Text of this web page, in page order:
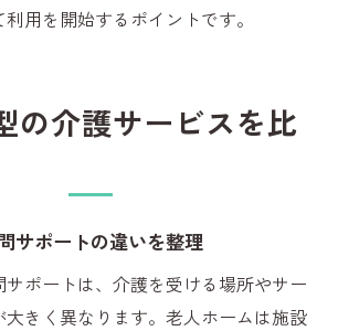
用を開始するポイントです。
の介護サービスを比
サポートの違いを整理
ポートは、介護を受ける場所やサー
大きく異なります。老人ホームは施設